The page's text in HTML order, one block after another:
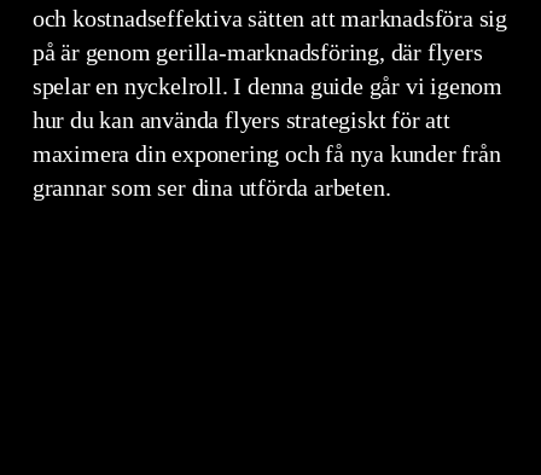
och kostnadseffektiva sätten att marknadsföra sig
på är genom gerilla-marknadsföring, där flyers
spelar en nyckelroll. I denna guide går vi igenom
hur du kan använda flyers strategiskt för att
maximera din exponering och få nya kunder från
grannar som ser dina utförda arbeten.